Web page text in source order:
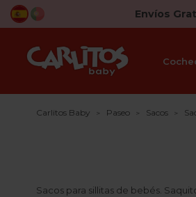
Envíos
Carlitos Baby Paseo Sacos
Sacos para sillitas de bebés.